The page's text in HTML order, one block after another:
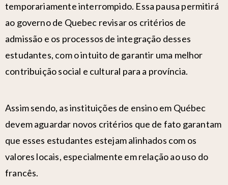
temporariamente interrompido. Essa pausa permitirá
ao governo de Quebec revisar os critérios de
admissão e os processos de integração desses
estudantes, com o intuito de garantir uma melhor
contribuição social e cultural para a província.
Assim sendo, as instituições de ensino em Québec
devem aguardar novos critérios que de fato garantam
que esses estudantes estejam alinhados com os
valores locais, especialmente em relação ao uso do
francês.